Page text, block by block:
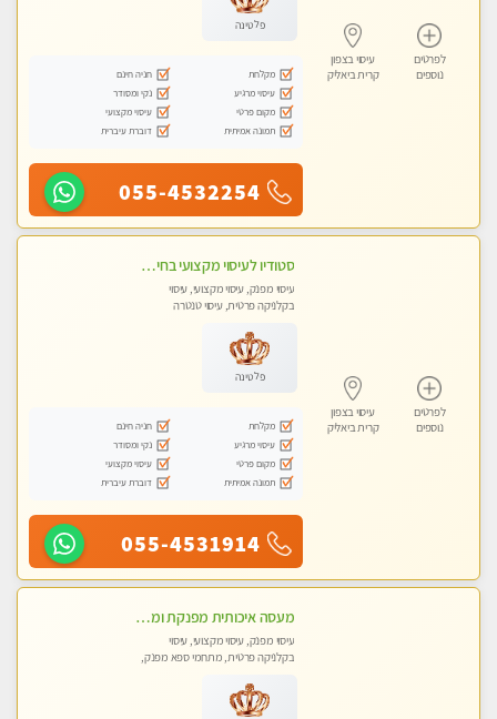
לפרטים
נוספים
עיסוי בצפון
קרית ביאליק
פלטינה
מקלחת
חניה חינם
עיסוי מרגיע
נקי ומסודר
מקום פרטי
עיסוי מקצועי
תמונה אמיתית
דוברת עיברית
055-4532254
לפרטים
נוספים
עיסוי בצפון
קרית ביאליק
סטודיו לעיסוי מקצועי בחיפה, מפואר, נקי ויוקרתי. במקום מבחר מעסות מנוסות לכל סוגי העיסויים.
עיסוי מפנק, עיסוי מקצועי, עיסוי
בקלניקה פרטית, עיסוי טנטרה
פלטינה
מקלחת
חניה חינם
עיסוי מרגיע
נקי ומסודר
מקום פרטי
עיסוי מקצועי
תמונה אמיתית
דוברת עיברית
055-4531914
מעסה איכותית מפנקת ומקצועית עיסוי חלומי ..... בקריות
עיסוי מפנק, עיסוי מקצועי, עיסוי
בקלניקה פרטית, מתחמי ספא מפנק,